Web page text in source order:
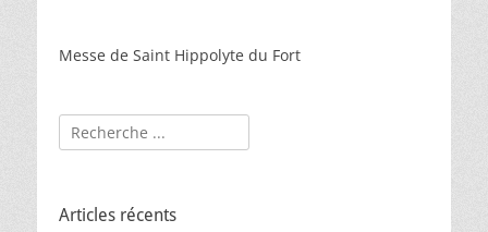
Messe de Saint Hippolyte du Fort
Rechercher :
Articles récents